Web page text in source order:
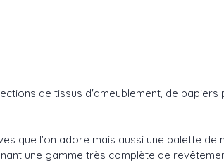
de tissus d'ameublement, de
que l'on adore mais aussi une palette
une gamme très complète de